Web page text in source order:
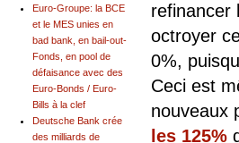
refinancer
octroyer
0%,
Ceci est
nouveaux
les 125%
Euro-Groupe: la BCE
et le MES unies en
bad bank, en bail-out-
Fonds, en pool de
défaisance avec des
Euro-Bonds / Euro-
Bills à la clef
Deutsche Bank crée
des milliards de